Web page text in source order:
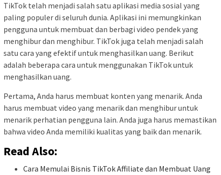
TikTok telah menjadi salah satu aplikasi media sosial yang
paling populer di seluruh dunia. Aplikasi ini memungkinkan
pengguna untuk membuat dan berbagi video pendek yang
menghibur dan menghibur. TikTok juga telah menjadi salah
satu cara yang efektif untuk menghasilkan uang. Berikut
adalah beberapa cara untuk menggunakan TikTok untuk
menghasilkan uang.
Pertama, Anda harus membuat konten yang menarik. Anda
harus membuat video yang menarik dan menghibur untuk
menarik perhatian pengguna lain. Anda juga harus memastikan
bahwa video Anda memiliki kualitas yang baik dan menarik.
Read Also:
Cara Memulai Bisnis TikTok Affiliate dan Membuat Uang